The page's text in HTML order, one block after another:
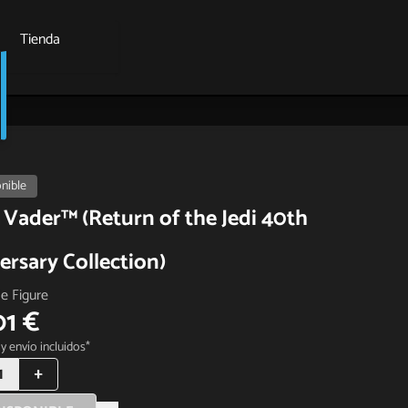
Tienda
(Return of the Jedi 40th
Collection)
Figure
€
envío incluidos*
+